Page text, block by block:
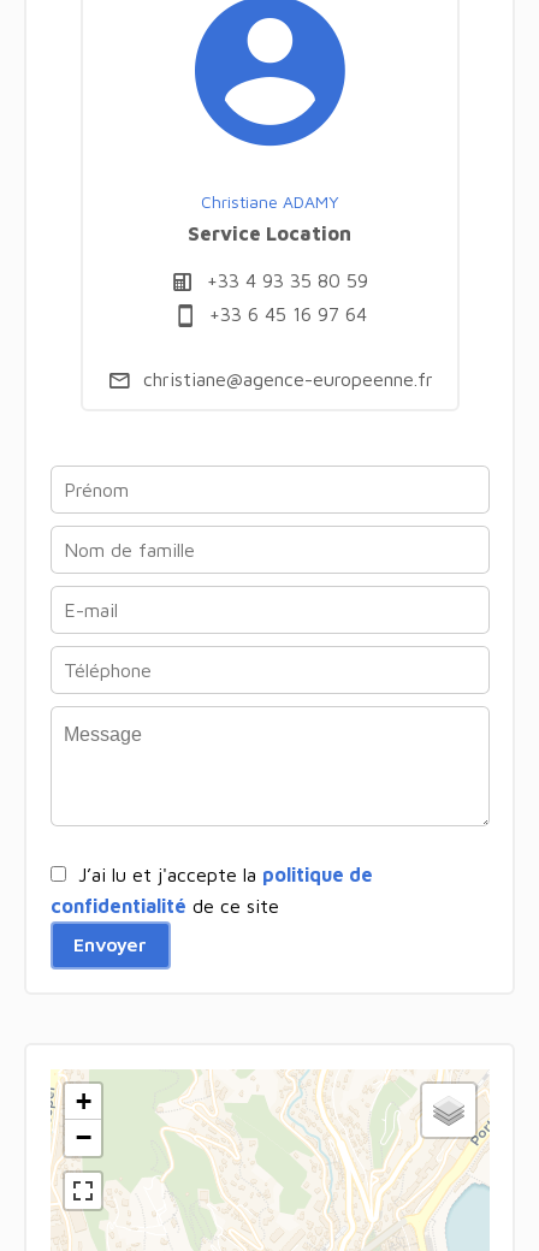
Christiane ADAMY
Service Location
+33 4 93 35 80 59
+33 6 45 16 97 64
christiane@agence-europeenne.fr
J’ai lu et j'accepte la politique de
confidentialité de ce site
Envoyer
+
−